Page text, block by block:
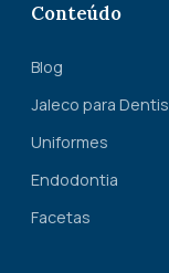
Conteúdo
Blog
Jaleco para
Uniformes
Endodontia
Facetas